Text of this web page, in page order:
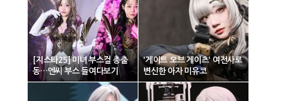
[지스타25] 미녀 부스걸 총출
동…엔씨 부스 들여다보기
'게이트 오브 게이츠' 여전사로
변신한 아자 미유코